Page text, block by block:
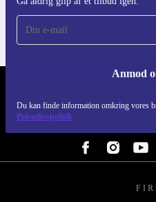
Anmod
Du kan finde information omkring vores
Privatlivspolitik